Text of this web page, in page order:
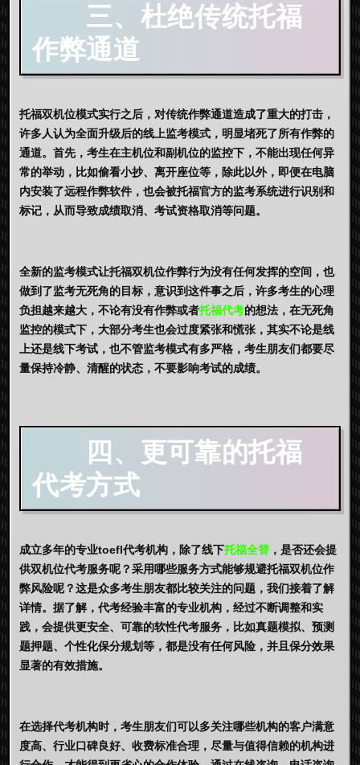
三、杜绝传统托福
作弊通道
托福双机位模式实行之后，对传统作弊通道造成了重大的打击，
许多人认为全面升级后的线上监考模式，明显堵死了所有作弊的
通道。首先，考生在主机位和副机位的监控下，不能出现任何异
常的举动，比如偷看小抄、离开座位等，除此以外，即便在电脑
内安装了远程作弊软件，也会被托福官方的监考系统进行识别和
标记，从而导致成绩取消、考试资格取消等问题。
全新的监考模式让托福双机位作弊行为没有任何发挥的空间，也
做到了监考无死角的目标，意识到这件事之后，许多考生的心理
负担越来越大，不论有没有作弊或者托福代考的想法，在无死角
监控的模式下，大部分考生也会过度紧张和慌张，其实不论是线
上还是线下考试，也不管监考模式有多严格，考生朋友们都要尽
量保持冷静、清醒的状态，不要影响考试的成绩。
四、更可靠的托福
代考方式
成立多年的专业toefl代考机构，除了线下托福全替 ，是否还会提
供双机位代考服务呢？采用哪些服务方式能够规避托福双机位作
弊风险呢？这是众多考生朋友都比较关注的问题，我们接着了解
详情。据了解，代考经验丰富的专业机构，经过不断调整和实
践，会提供更安全、可靠的软性代考服务，比如真题模拟、预测
题押题、个性化保分规划等，都是没有任何风险，并且保分效果
显著的有效措施。
在选择代考机构时，考生朋友们可以多关注哪些机构的客户满意
度高、行业口碑良好、收费标准合理，尽量与值得信赖的机构进